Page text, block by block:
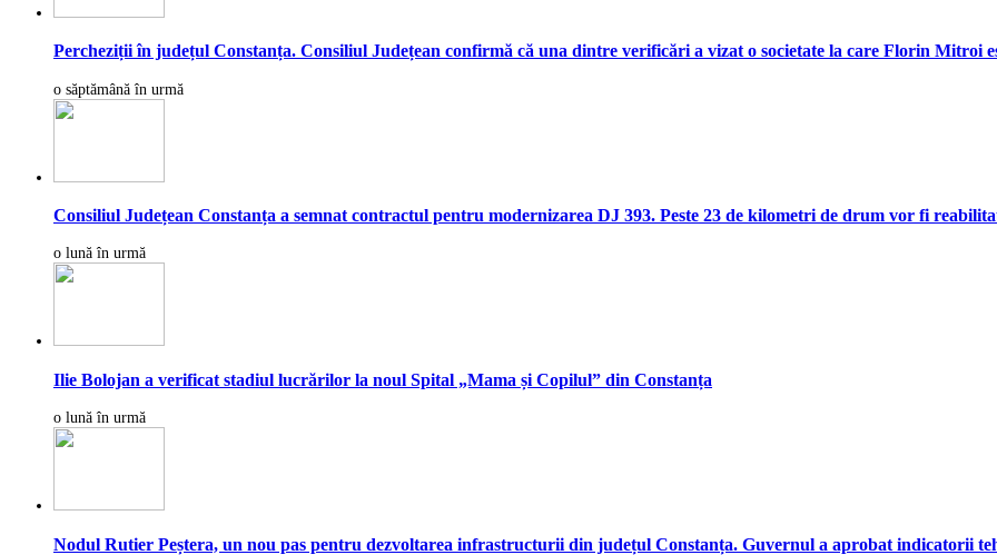
Percheziții în județul Constanța. Consiliul Județean confirmă că una dintre verificări a vizat o societate la care Florin Mitroi
o săptămână în urmă
Consiliul Județean Constanța a semnat contractul pentru modernizarea DJ 393. Peste 23 de kilometri de drum vor fi
o lună în urmă
Ilie Bolojan a verificat stadiul lucrărilor la noul Spital „Mama și Copilul” din Constanța
o lună în urmă
Nodul Rutier Peștera, un nou pas pentru dezvoltarea infrastructurii din județul Constanța. Guvernul a aprobat indicatorii